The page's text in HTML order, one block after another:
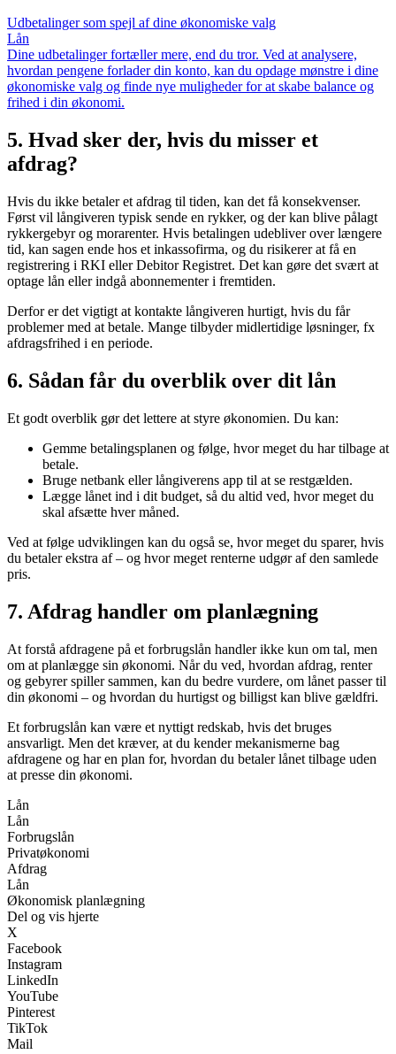
Udbetalinger som spejl af dine økonomiske valg
Lån
Dine udbetalinger fortæller mere, end du tror. Ved at analysere,
hvordan pengene forlader din konto, kan du opdage mønstre i dine
økonomiske valg og finde nye muligheder for at skabe balance og
frihed i din økonomi.
5. Hvad sker der, hvis du misser et
afdrag?
Hvis du ikke betaler et afdrag til tiden, kan det få konsekvenser.
Først vil långiveren typisk sende en rykker, og der kan blive pålagt
rykkergebyr og morarenter. Hvis betalingen udebliver over længere
tid, kan sagen ende hos et inkassofirma, og du risikerer at få en
registrering i RKI eller Debitor Registret. Det kan gøre det svært at
optage lån eller indgå abonnementer i fremtiden.
Derfor er det vigtigt at kontakte långiveren hurtigt, hvis du får
problemer med at betale. Mange tilbyder midlertidige løsninger, fx
afdragsfrihed i en periode.
6. Sådan får du overblik over dit lån
Et godt overblik gør det lettere at styre økonomien. Du kan:
Gemme betalingsplanen og følge, hvor meget du har tilbage at
betale.
Bruge netbank eller långiverens app til at se restgælden.
Lægge lånet ind i dit budget, så du altid ved, hvor meget du
skal afsætte hver måned.
Ved at følge udviklingen kan du også se, hvor meget du sparer, hvis
du betaler ekstra af – og hvor meget renterne udgør af den samlede
pris.
7. Afdrag handler om planlægning
At forstå afdragene på et forbrugslån handler ikke kun om tal, men
om at planlægge sin økonomi. Når du ved, hvordan afdrag, renter
og gebyrer spiller sammen, kan du bedre vurdere, om lånet passer til
din økonomi – og hvordan du hurtigst og billigst kan blive gældfri.
Et forbrugslån kan være et nyttigt redskab, hvis det bruges
ansvarligt. Men det kræver, at du kender mekanismerne bag
afdragene og har en plan for, hvordan du betaler lånet tilbage uden
at presse din økonomi.
Lån
Lån
Forbrugslån
Privatøkonomi
Afdrag
Lån
Økonomisk planlægning
Del og vis hjerte
X
Facebook
Instagram
LinkedIn
YouTube
Pinterest
TikTok
Mail